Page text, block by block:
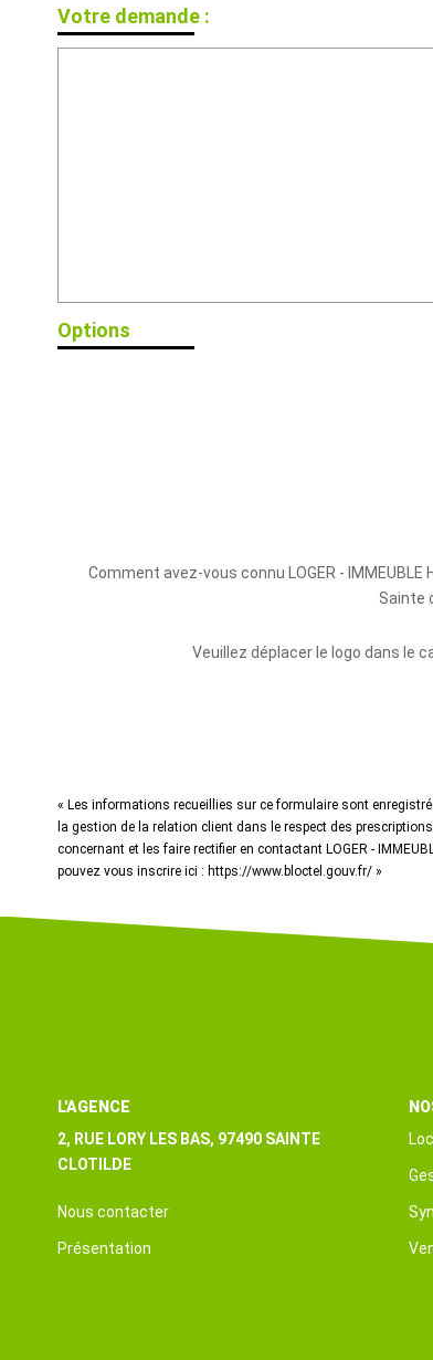
Votre demande :
Options
Comment avez-vous connu LOGER - IMMEUBLE
Sainte
Veuillez déplacer le logo dans le
« Les informations recueillies sur ce formulaire sont
la gestion de la relation client dans le respect des
concernant et les faire rectifier en contactant LOGER -
pouvez vous inscrire ici : https://www.bloctel.gouv.fr/ »
L'AGENCE
2, RUE LORY LES BAS, 97490 SAINTE
CLOTILDE
Nous contacter
Présentation